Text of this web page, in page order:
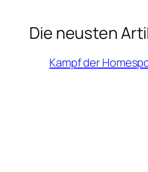
Die neusten
Kampf der